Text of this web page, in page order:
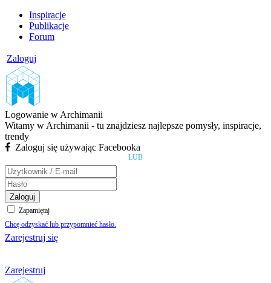
Inspiracje
Publikacje
Forum
Zaloguj
Logowanie w Archimanii
Witamy w Archimanii - tu znajdziesz najlepsze pomysły, inspiracje,
trendy
Zaloguj się używając Facebooka
LUB
Zaloguj
Zapamiętaj
Chcę odzyskać lub przypomnieć hasło.
Zarejestruj się
Zarejestruj